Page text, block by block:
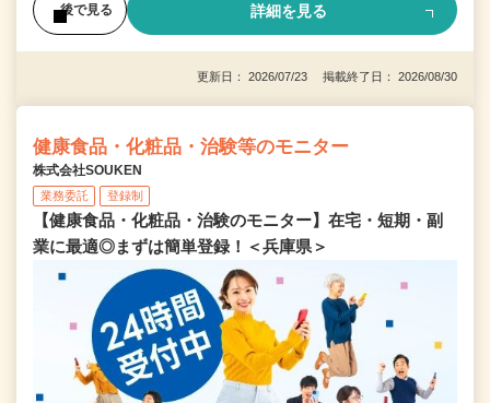
後で見る 詳細を見る
更新日： 2026/07/23 掲載終了日： 2026/08/30
健康食品・化粧品・治験等のモニター
株式会社SOUKEN
業務委託 登録制
【健康食品・化粧品・治験のモニター】在宅・短期・副
業に最適◎まずは簡単登録！＜兵庫県＞